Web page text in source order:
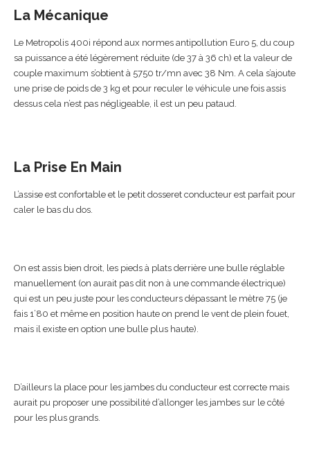
La Mécanique
Le Metropolis 400i répond aux normes antipollution Euro 5, du coup
sa puissance a été légèrement réduite (de 37 à 36 ch) et la valeur de
couple maximum s’obtient à 5750 tr/mn avec 38 Nm. A cela s’ajoute
une prise de poids de 3 kg et pour reculer le véhicule une fois assis
dessus cela n’est pas négligeable, il est un peu pataud.
La Prise En Main
L’assise est confortable et le petit dosseret conducteur est parfait pour
caler le bas du dos.
On est assis bien droit, les pieds à plats derrière une bulle réglable
manuellement (on aurait pas dit non à une commande électrique)
qui est un peu juste pour les conducteurs dépassant le mètre 75 (je
fais 1’80 et même en position haute on prend le vent de plein fouet,
mais il existe en option une bulle plus haute).
D’ailleurs la place pour les jambes du conducteur est correcte mais
aurait pu proposer une possibilité d’allonger les jambes sur le côté
pour les plus grands.